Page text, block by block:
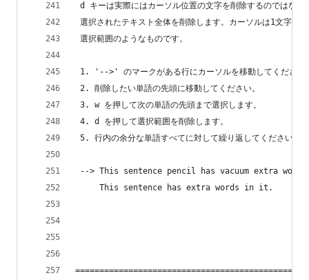
d キーは実際にはカーソル位置の文字を削除するのではなく
選択されたテキスト全体を削除します。カーソルは1文字分の
選択範囲のようなものです。
1. '-->' のマークがある行にカーソルを移動してください
2. 削除したい単語の先頭に移動してください。
3. w を押して次の単語の先頭まで選択します。
4. d を押して選択範囲を削除します。
5. 行内の余分な単語すべてに対して繰り返してください。
--> This sentence pencil has vacuum extra
     This sentence has extra words in it.